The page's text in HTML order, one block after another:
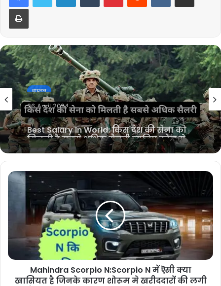
वायरल
26 April 2024
Best Salary In World: किस देश की सेना को
मिलती है सबसे अधिक सैलरी,जानिए कोन से
नंबर पर आती है भारतीय सेना?
Mahindra Scorpio N:Scorpio N में ऎसी क्या
खासियत है जिनके कारण शोरूम मे खरीददारों की लगी